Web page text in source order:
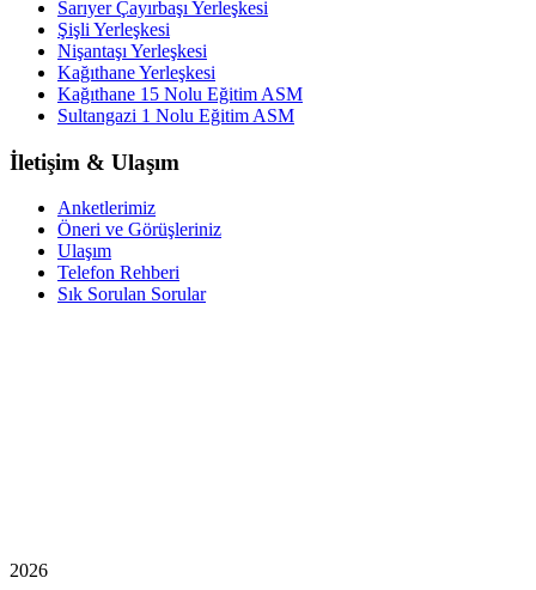
Sarıyer Çayırbaşı Yerleşkesi
Şişli Yerleşkesi
Nişantaşı Yerleşkesi
Kağıthane Yerleşkesi
Kağıthane 15 Nolu Eğitim ASM
Sultangazi 1 Nolu Eğitim ASM
İletişim & Ulaşım
Anketlerimiz
Öneri ve Görüşleriniz
Ulaşım
Telefon Rehberi
Sık Sorulan Sorular
2026